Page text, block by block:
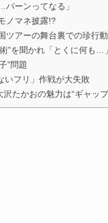
ーンってなる」
ノマネ披露!?
ツアーの舞台裏での珍行動
”を聞かれ「とくに何も…
”問題
フリ」作戦が大失敗
たかおの魅力は“ギャッ